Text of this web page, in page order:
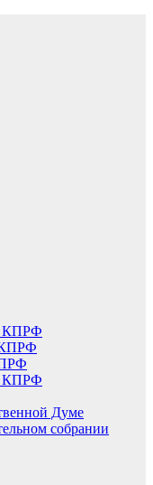
КПРФ
КПРФ
КПРФ
Думе
собрании